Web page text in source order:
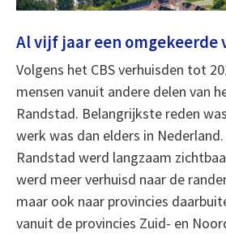
Al vijf jaar een omgekeerde
Volgens het CBS verhuisden tot
mensen vanuit andere delen van
Randstad. Belangrijkste reden
werk was dan elders in
Randstad werd langzaam
werd meer verhuisd naar de
maar ook naar provincies
vanuit de provincies Zuid- en